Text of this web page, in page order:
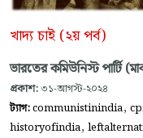
খাদ্য চাই (২য় পর্ব)
ভারতের কমিউনিস্ট পার্টি
প্রকাশ:৩১-আগস্ট-২০২৪
ট্যাগ:communistinindia,
historyofindia,